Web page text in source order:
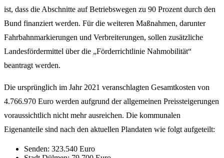
ist, dass die Abschnitte auf Betriebswegen zu 90 Prozent durch den
Bund finanziert werden. Für die weiteren Maßnahmen, darunter
Fahrbahnmarkierungen und Verbreiterungen, sollen zusätzliche
Landesfördermittel über die „Förderrichtlinie Nahmobilität“
beantragt werden.
Die ursprünglich im Jahr 2021 veranschlagten Gesamtkosten von
4.766.970 Euro werden aufgrund der allgemeinen Preissteigerungen
voraussichtlich nicht mehr ausreichen. Die kommunalen
Eigenanteile sind nach den aktuellen Plandaten wie folgt aufgeteilt:
Senden: 323.540 Euro